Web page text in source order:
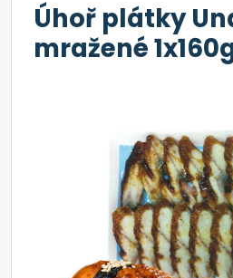
Úhoř plátky
mražené